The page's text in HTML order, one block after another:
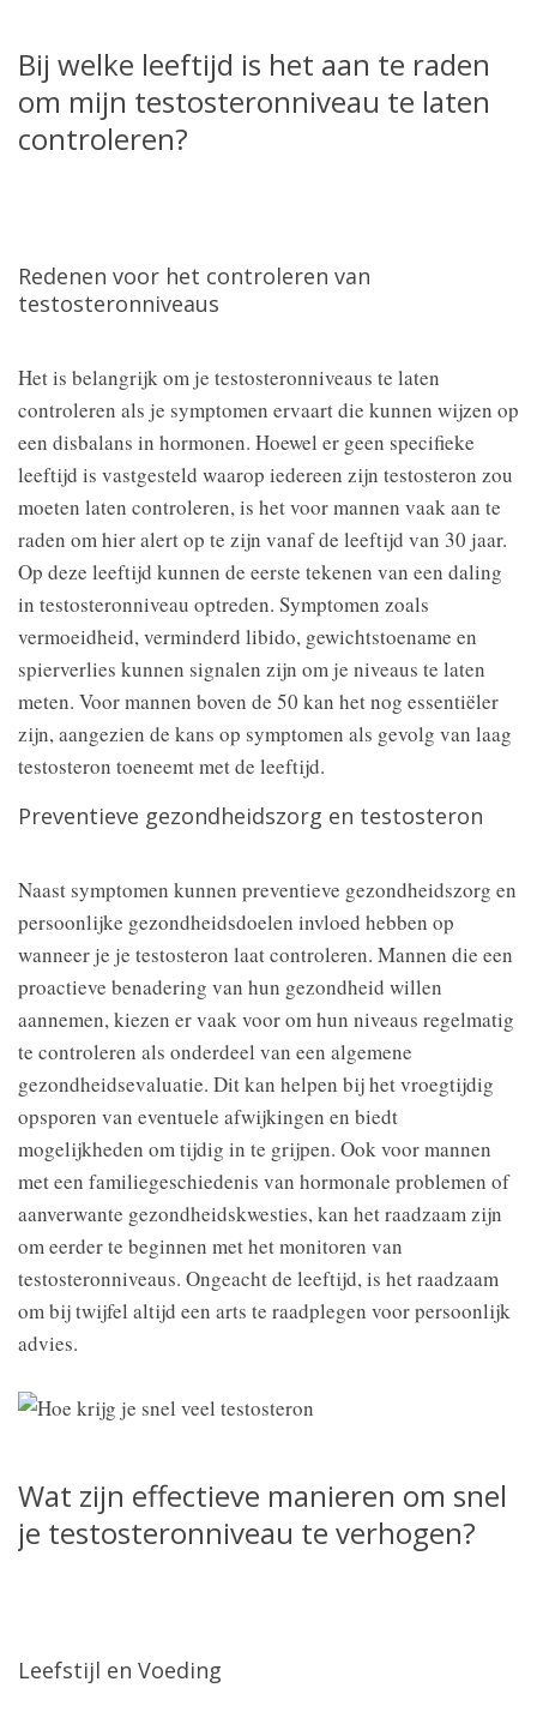
Bij welke leeftijd is het aan te raden
om mijn testosteronniveau te laten
controleren?
Redenen voor het controleren van
testosteronniveaus
Het is belangrijk om je testosteronniveaus te laten
controleren als je symptomen ervaart die kunnen wijzen op
een disbalans in hormonen. Hoewel er geen specifieke
leeftijd is vastgesteld waarop iedereen zijn testosteron zou
moeten laten controleren, is het voor mannen vaak aan te
raden om hier alert op te zijn vanaf de leeftijd van 30 jaar.
Op deze leeftijd kunnen de eerste tekenen van een daling
in testosteronniveau optreden. Symptomen zoals
vermoeidheid, verminderd libido, gewichtstoename en
spierverlies kunnen signalen zijn om je niveaus te laten
meten. Voor mannen boven de 50 kan het nog essentiëler
zijn, aangezien de kans op symptomen als gevolg van laag
testosteron toeneemt met de leeftijd.
Preventieve gezondheidszorg en testosteron
Naast symptomen kunnen preventieve gezondheidszorg en
persoonlijke gezondheidsdoelen invloed hebben op
wanneer je je testosteron laat controleren. Mannen die een
proactieve benadering van hun gezondheid willen
aannemen, kiezen er vaak voor om hun niveaus regelmatig
te controleren als onderdeel van een algemene
gezondheidsevaluatie. Dit kan helpen bij het vroegtijdig
opsporen van eventuele afwijkingen en biedt
mogelijkheden om tijdig in te grijpen. Ook voor mannen
met een familiegeschiedenis van hormonale problemen of
aanverwante gezondheidskwesties, kan het raadzaam zijn
om eerder te beginnen met het monitoren van
testosteronniveaus. Ongeacht de leeftijd, is het raadzaam
om bij twijfel altijd een arts te raadplegen voor persoonlijk
advies.
Wat zijn effectieve manieren om snel
je testosteronniveau te verhogen?
Leefstijl en Voeding